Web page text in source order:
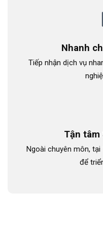
Nhanh
Tiếp nhận dịch vụ
Tận tâm
Ngoài chuyên môn,
để